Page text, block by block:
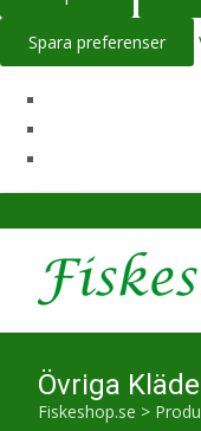
Spara preferenser
Övriga
Fiskeshop.se >